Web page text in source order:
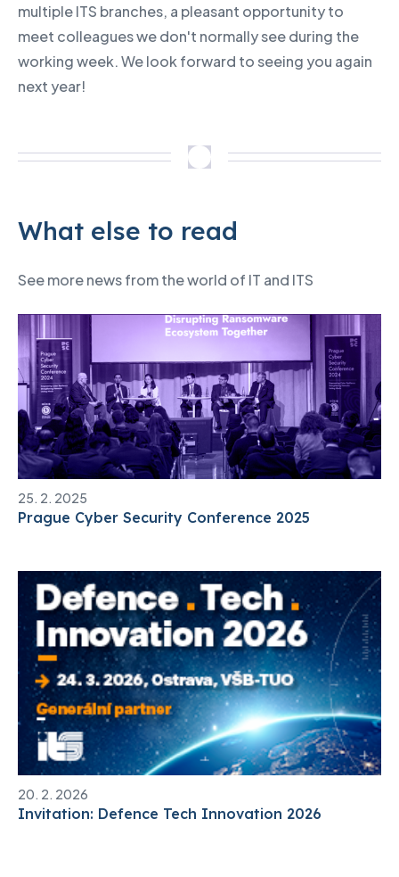
multiple ITS branches, a pleasant opportunity to
meet colleagues we don't normally see during the
working week. We look forward to seeing you again
next year!
What else to read
See more news from the world of IT and ITS
25. 2. 2025
Prague Cyber Security Conference 2025
20. 2. 2026
Invitation: Defence Tech Innovation 2026